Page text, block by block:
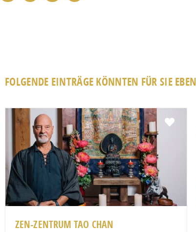
FOLGENDE EINTRÄGE KÖNNTEN FÜR SIE
ZEN-ZENTRUM TAO CHAN